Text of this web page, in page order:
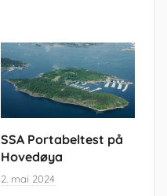
SSA Portabeltest på
Hovedøya
2. mai 2024